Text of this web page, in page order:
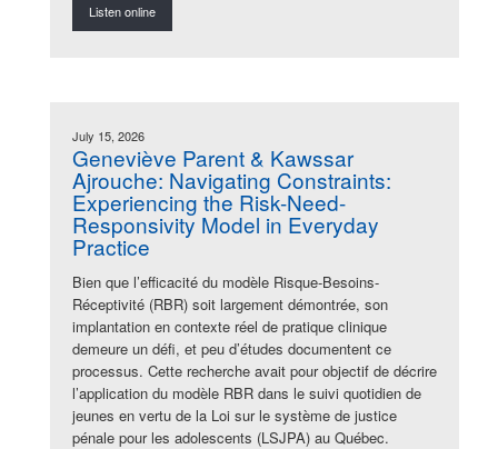
Listen online
July 15, 2026
Geneviève Parent & Kawssar
Ajrouche: Navigating Constraints:
Experiencing the Risk-Need-
Responsivity Model in Everyday
Practice
Bien que l’efficacité du modèle Risque-Besoins-
Réceptivité (RBR) soit largement démontrée, son
implantation en contexte réel de pratique clinique
demeure un défi, et peu d’études documentent ce
processus. Cette recherche avait pour objectif de décrire
l’application du modèle RBR dans le suivi quotidien de
jeunes en vertu de la Loi sur le système de justice
pénale pour les adolescents (LSJPA) au Québec.